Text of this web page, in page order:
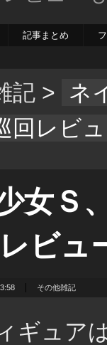
記事まとめ
記 >
ネ
回レビ
女Ｓ
ビュ
その他雑記
ギュア